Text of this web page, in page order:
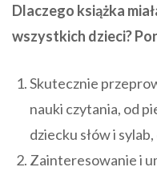
Dlaczego książka
wszystkich dzieci?
Skutecznie
nauki czytania, od
dziecku słów i
Zainteresowanie i